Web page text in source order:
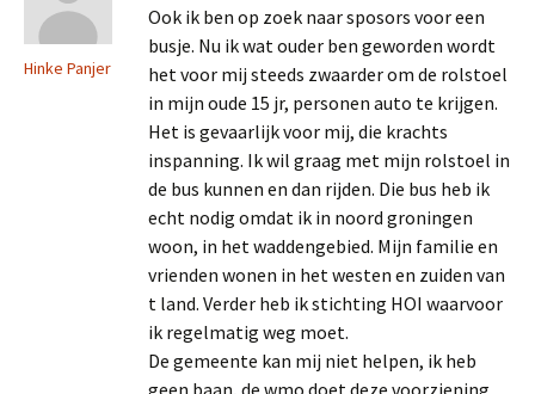
Hinke Panjer
Ook ik ben op zoek naar sposors voor een
busje. Nu ik wat ouder ben geworden wordt
het voor mij steeds zwaarder om de rolstoel
in mijn oude 15 jr, personen auto te krijgen.
Het is gevaarlijk voor mij, die krachts
inspanning. Ik wil graag met mijn rolstoel in
de bus kunnen en dan rijden. Die bus heb ik
echt nodig omdat ik in noord groningen
woon, in het waddengebied. Mijn familie en
vrienden wonen in het westen en zuiden van
t land. Verder heb ik stichting HOI waarvoor
ik regelmatig weg moet.
De gemeente kan mij niet helpen, ik heb